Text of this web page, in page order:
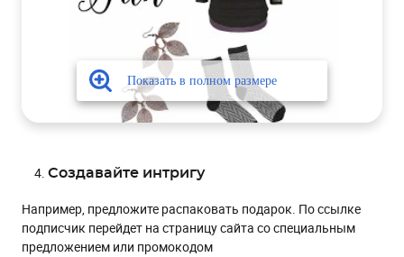
Создавайте интригу
Например, предложите распаковать подарок. По ссылке
подписчик перейдет на страницу сайта со специальным
предложением или промокодом